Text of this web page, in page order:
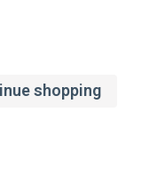
shopping